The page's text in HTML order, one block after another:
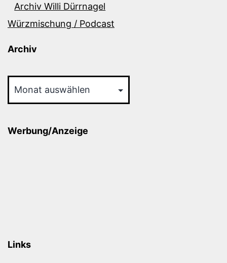
Archiv Willi Dürrnagel
Würzmischung / Podcast
Archiv
Werbung/Anzeige
Links